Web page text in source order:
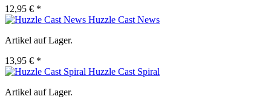
12,95 € *
Huzzle Cast News
Artikel auf Lager.
13,95 € *
Huzzle Cast Spiral
Artikel auf Lager.